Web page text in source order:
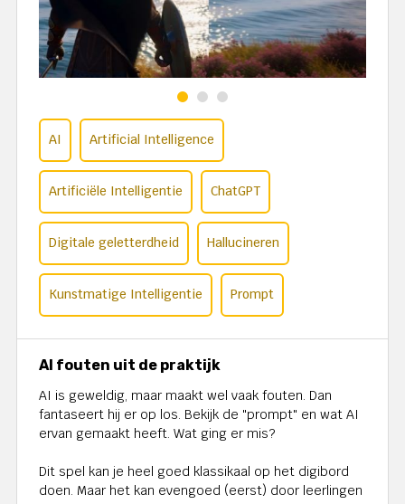
AI Artificial Intelligence
Artificiële Intelligentie ChatGPT
Digitale geletterdheid Hallucineren
Kunstmatige Intelligentie Prompt
AI fouten uit de praktijk
AI is geweldig, maar maakt wel vaak fouten. Dan
fantaseert hij er op los. Bekijk de "prompt" en wat AI
ervan gemaakt heeft. Wat ging er mis?
Dit spel kan je heel goed klassikaal op het digibord
doen. Maar het kan evengoed (eerst) door leerlingen